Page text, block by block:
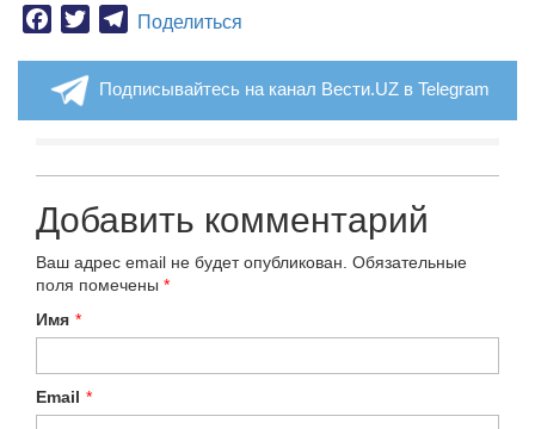
Facebook
TwitterTelegram
Поделиться
Подписывайтесь на канал Вести.UZ в Telegram
Добавить комментарий
Ваш адрес email не будет опубликован. Обязательные
поля помечены *
Имя *
Email *